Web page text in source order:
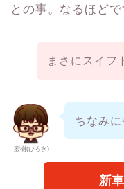
との事。なるほどで
まさにスイフ
宏樹(ひろき)
ちなみ
新